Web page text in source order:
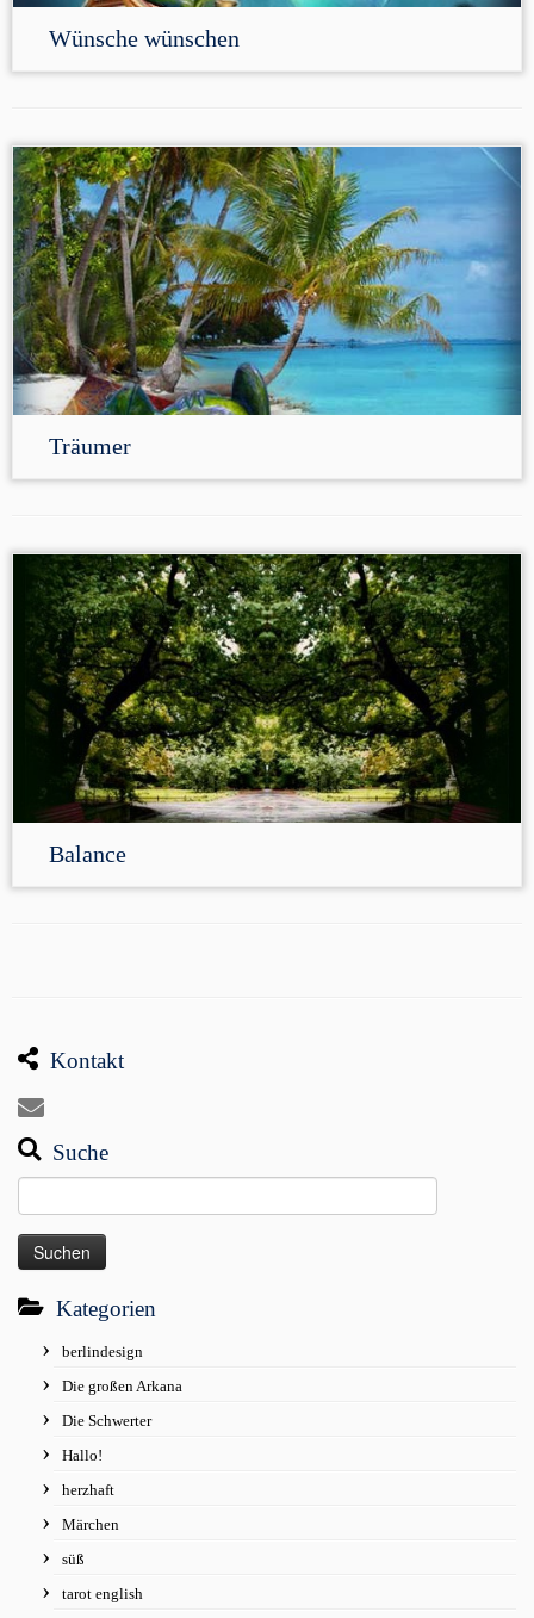
Wünsche wünschen
Träumer
Balance
Kontakt
Suche
nach:
Kategorien
berlindesign
Die großen Arkana
Die Schwerter
Hallo!
herzhaft
Märchen
süß
tarot english